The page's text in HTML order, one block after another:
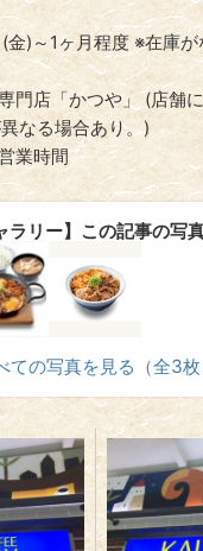
)～1ヶ月程度 ※在庫
門店「かつや」 (店舗
なる場合あり。)
業時間
ラリー】この記事の写
ての写真を見る（全3枚